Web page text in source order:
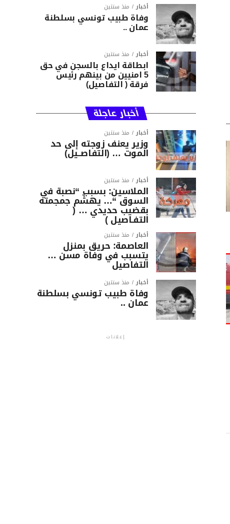
أخبار منذ سنتين
وفاة طبيب تونسي بسلطنة
عمان ..
أخبار منذ سنتين
ابطاقة ايداع بالسجن في حق
5 امنيين من بينهم رئيس
فرقة ( التفاصيل)
أخبار عاجلة
أخبار منذ سنتين
وزير يعنف زوجته إلى حد
الموت … (التفاصــيل)
أخبار منذ سنتين
الملاسين: بسبب “نصبة في
السوق “… يهشّم جمجمته
بقضيب حديدي … (
التفـاصيل )
أخبار منذ سنتين
العاصمة: حريق بمنزل
يتسبب في وفاة مسن …
التفاصيل
أخبار منذ سنتين
وفاة طبيب تونسي بسلطنة
عمان ..
إعلانات